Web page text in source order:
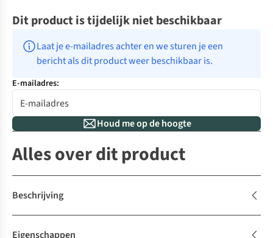
Dit product is tijdelijk niet beschikbaar
Laat je e-mailadres achter en we sturen je een
bericht als dit product weer beschikbaar is.
E-mailadres:
Houd me op de hoogte
Alles over dit product
Beschrijving
Eigenschappen